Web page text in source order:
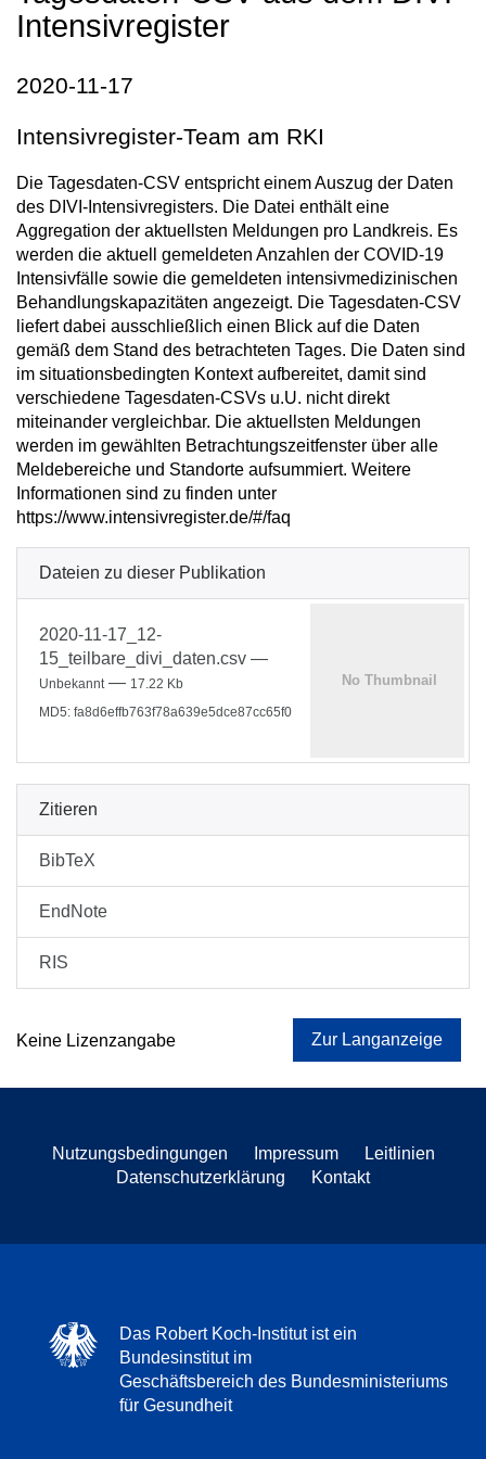
Intensivregister
2020-11-17
Intensivregister-Team am RKI
Die Tagesdaten-CSV entspricht einem Auszug der Daten
des DIVI-Intensivregisters. Die Datei enthält eine
Aggregation der aktuellsten Meldungen pro Landkreis. Es
werden die aktuell gemeldeten Anzahlen der COVID-19
Intensivfälle sowie die gemeldeten intensivmedizinischen
Behandlungskapazitäten angezeigt. Die Tagesdaten-CSV
liefert dabei ausschließlich einen Blick auf die Daten
gemäß dem Stand des betrachteten Tages. Die Daten sind
im situationsbedingten Kontext aufbereitet, damit sind
verschiedene Tagesdaten-CSVs u.U. nicht direkt
miteinander vergleichbar. Die aktuellsten Meldungen
werden im gewählten Betrachtungszeitfenster über alle
Meldebereiche und Standorte aufsummiert. Weitere
Informationen sind zu finden unter
https://www.intensivregister.de/#/faq
Dateien zu dieser Publikation
2020-11-17_12-
15_teilbare_divi_daten.csv —
Unbekannt — 17.22 Kb
MD5: fa8d6effb763f78a639e5dce87cc65f0
Zitieren
BibTeX
EndNote
RIS
Keine Lizenzangabe Zur Langanzeige
Nutzungsbedingungen Impressum
Leitlinien
Datenschutzerklärung
Kontakt
Das Robert Koch-Institut ist ein
Bundesinstitut im
Geschäftsbereich des Bundesministeriums
für Gesundheit